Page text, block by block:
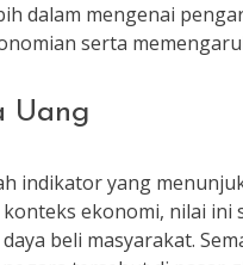
dalam mengenai
serta
Uang
indikator yang
ekonomi, nilai
beli masyarakat.